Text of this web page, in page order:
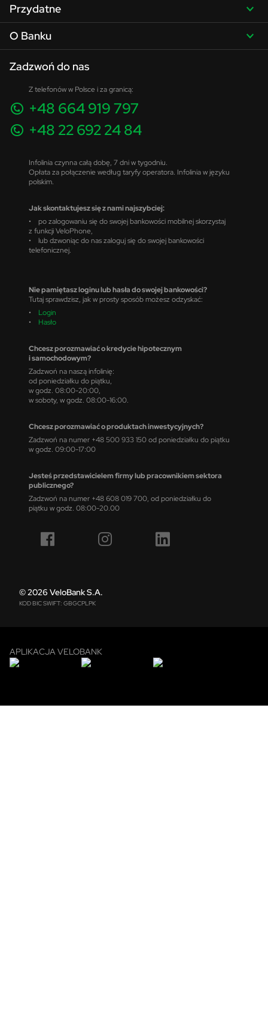
Przydatne
O Banku
Zadzwoń do nas
Z telefonów w Polsce i za granicą:
+48 664 919 797
+48 22 692 24 84
Infolinia czynna całą dobę, 7 dni w tygodniu.
Opłata za połączenie według taryfy operatora. Infolinia w języku
polskim.
Jak skontaktujesz się z nami najszybciej:
• po zalogowaniu się do swojej bankowości mobilnej skorzystaj
z funkcji VeloPhone,
• lub dzwoniąc do nas zaloguj się do swojej bankowości
telefonicznej.
Nie pamiętasz loginu lub hasła do swojej bankowości?
Tutaj sprawdzisz, jak w prosty sposób możesz odzyskać:
• Login
• Hasło
Chcesz porozmawiać o kredycie hipotecznym
i samochodowym?
Zadzwoń na naszą infolinię:
od poniedziałku do piątku,
w godz. 08:00-20:00,
w soboty, w godz. 08:00-16:00.
Chcesz porozmawiać o produktach inwestycyjnych?
Zadzwoń na numer +48 500 933 150 od poniedziałku do piątku
w godz. 09:00-17:00
Jesteś przedstawicielem firmy lub pracownikiem sektora
publicznego?
Zadzwoń na numer +48 608 019 700, od poniedziałku do
piątku w godz. 08:00-20.00
© 2026 VeloBank S.A.
KOD BIC SWIFT: GBGCPLPK
APLIKACJA VELOBANK